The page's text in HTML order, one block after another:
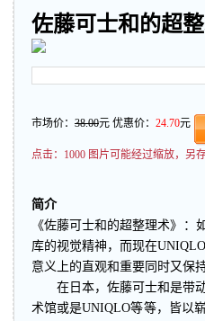
佐藤可士和的超
市场价： 38.00元 优惠价： 24.70元
点击： 1000 图片可能经过缩放，另
简介
《佐藤可士和的超整理术》
库的视觉精神，而现在
意义上的直观和重要同时又保
在日本，佐藤可士和是带动
术馆或是UNIQLO等等，皆以